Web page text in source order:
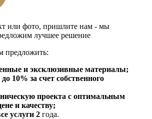
или фото, пришлите нам - мы
лучшее решение
предложить:
и эксклюзивные материалы;
10% за счет собственного
проекта с оптимальным
и качеству;
услуги 2 года.